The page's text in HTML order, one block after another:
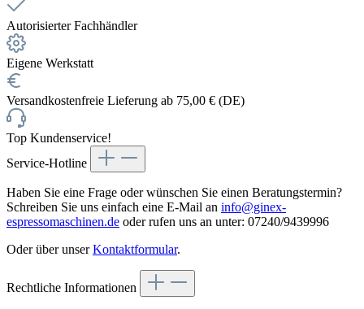
Autorisierter Fachhändler
Eigene Werkstatt
Versandkostenfreie Lieferung ab 75,00 € (DE)
Top Kundenservice!
Service-Hotline
Haben Sie eine Frage oder wünschen Sie einen Beratungstermin?
Schreiben Sie uns einfach eine E-Mail an info@ginex-
espressomaschinen.de oder rufen uns an unter: 07240/9439996
Oder über unserKontaktformular.
Rechtliche Informationen